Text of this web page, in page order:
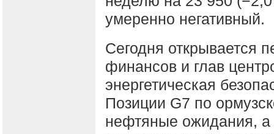
умеренно негативный.
Сегодня открывается
финансов и глав
энергетическая
Позиции G7 по
нефтяные ожидания,